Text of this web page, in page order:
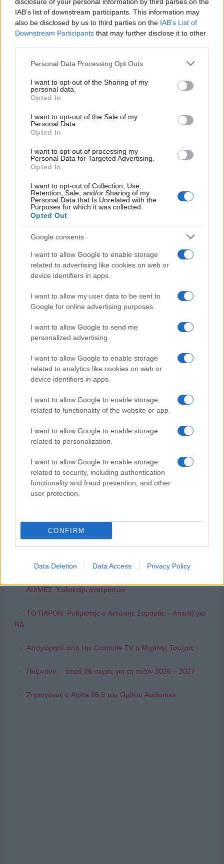
IAB’s list of downstream participants. This information may
also be disclosed by us to third parties on the IAB’s List of
Downstream Participants that may further disclose it to other
Please note that this website/app uses one or more Google
not limited to your visit or usage behaviour. You may click to
grant or deny consent to Google and its third-party tags to
use your data for below specified purposes in below Google
consent section.
Personal Data Processing Opt Outs
I want to opt-out of the Sharing of my
personal data.
Opted In
I want to opt-out of the Sale of my
Personal Data.
Opted In
I want to opt-out of processing my
Personal Data for Targeted Advertising.
Opted In
I want to opt-out of Collection, Use,
Retention, Sale, and/or Sharing of my
Personal Data that Is Unrelated with the
Purposes for which it was collected.
Opted Out
Google consents
I want to allow Google to enable storage
related to advertising like cookies on web or
device identifiers in apps.
I want to allow my user data to be sent to
Google for online advertising purposes.
I want to allow Google to send me
personalized advertising.
I want to allow Google to enable storage
related to analytics like cookies on web or
device identifiers in apps.
I want to allow Google to enable storage
related to functionality of the website or app.
I want to allow Google to enable storage
related to personalization.
I want to allow Google to enable storage
related to security, including authentication
functionality and fraud prevention, and other
user protection.
CONFIRM
Data Deletion Data Access Privacy Policy
ΔΗΜΟΦΙΛΗ
Συζητήσεις για τη λήξη της συνεργασίας
Διευθύνοντα Σύμβουλο, κ. Γρηγόρη Δ. Δημητριάδη,
ΑΙΧΜΕΣ: Καλοκαίρι ανατροπών
ΤΟ ΠΑΡΟΝ: Ρυθμιστής ο Αντώνης Σαμαράς – Απειλή για
ΝΔ
Αποχώρησε από την Cosmote TV o Μιχάλης Τσώχος
Παίρνουν… σειρά 26 σειρές για τη σεζόν 2026 – 2027
Ζημιογόνος ο Alpha 98,9 του Ομίλου Audiomax